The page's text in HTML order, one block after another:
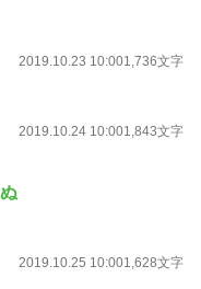
2019.10.23 10:001,736文字
2019.10.24 10:001,843文字
2019.10.25 10:001,628文字